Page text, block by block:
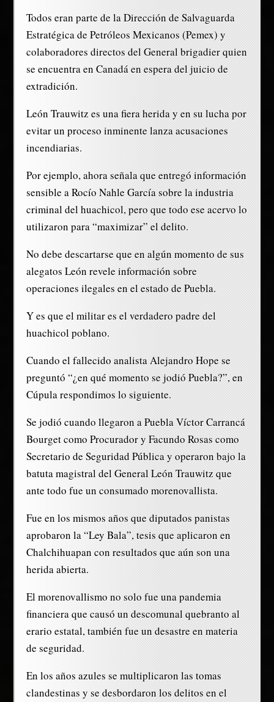
Todos eran parte de la Dirección de Salvaguarda
Estratégica de Petróleos Mexicanos (Pemex) y
colaboradores directos del General brigadier quien
se encuentra en Canadá en espera del juicio de
extradición.
León Trauwitz es una fiera herida y en su lucha por
evitar un proceso inminente lanza acusaciones
incendiarias.
Por ejemplo, ahora señala que entregó información
sensible a Rocío Nahle García sobre la industria
criminal del huachicol, pero que todo ese acervo lo
utilizaron para “maximizar” el delito.
No debe descartarse que en algún momento de sus
alegatos León revele información sobre
operaciones ilegales en el estado de Puebla.
Y es que el militar es el verdadero padre del
huachicol poblano.
Cuando el fallecido analista Alejandro Hope se
preguntó “¿en qué momento se jodió Puebla?”, en
Cúpula respondimos lo siguiente.
Se jodió cuando llegaron a Puebla Víctor Carrancá
Bourget como Procurador y Facundo Rosas como
Secretario de Seguridad Pública y operaron bajo la
batuta magistral del General León Trauwitz que
ante todo fue un consumado morenovallista.
Fue en los mismos años que diputados panistas
aprobaron la “Ley Bala”, tesis que aplicaron en
Chalchihuapan con resultados que aún son una
herida abierta.
El morenovallismo no solo fue una pandemia
financiera que causó un descomunal quebranto al
erario estatal, también fue un desastre en materia
de seguridad.
En los años azules se multiplicaron las tomas
clandestinas y se desbordaron los delitos en el